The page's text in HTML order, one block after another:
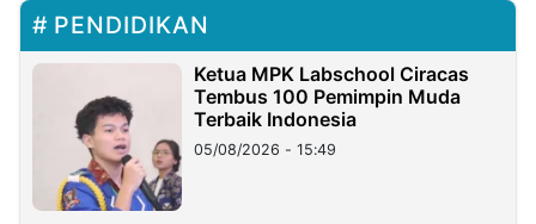
PENDIDIKAN
Ketua MPK Labschool Ciracas
Tembus 100 Pemimpin Muda
Terbaik Indonesia
05/08/2026 - 15:49